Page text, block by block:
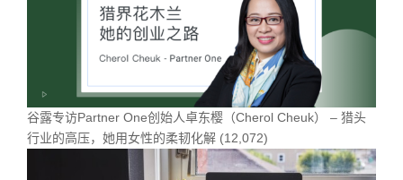
谷露专访Partner One创始人卓东樱（Cherol Cheuk） – 猎头
行业的高压，她用女性的柔韧化解 (12,072)